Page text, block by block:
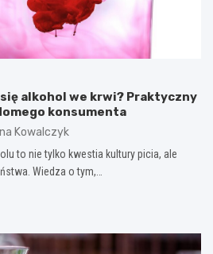
alkohol we krwi? Praktyczny
konsumenta
Kowalczyk
to nie tylko kwestia kultury picia, ale
Wiedza o tym,…